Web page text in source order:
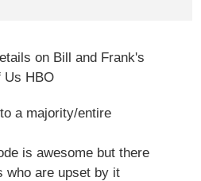
on Bill and Frank's
Us HBO
a majority/entire
is awesome but there
who are upset by it